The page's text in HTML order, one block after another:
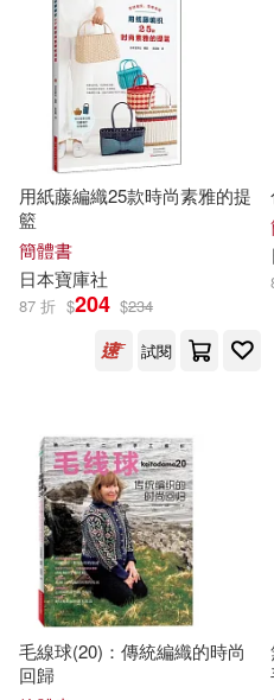
劉可欣(2)
大新出版社編輯部(2)
張天翼(2) 張鵬(2)
日本寶庫社（編著）(2)
曹慶暉(2) 李寶庫(2)
王浩(2) 王琳(2)
閆仲渝（主編）(2)
陝西省文物局(2)
人民音樂出版社(3)
機械工業出版社(3)
江西科學技術出版社(3)
三秦出版社(2)
中國文史出版社(2)
中國農業大學出版社(2)
九州出版社(2)
人民郵電出版社(2)
用紙藤編織25款時尚素雅的提
籃
簡體書
日本寶庫社
87 折 $204 $234
試閱
毛線球(20)：傳統編織的時尚
回歸